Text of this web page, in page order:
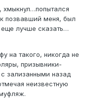
хмыкнул…попытался
позвавший меня, был
лучше сказать…
на такого, никогда не
призывники-
зализанными назад
неизвестную